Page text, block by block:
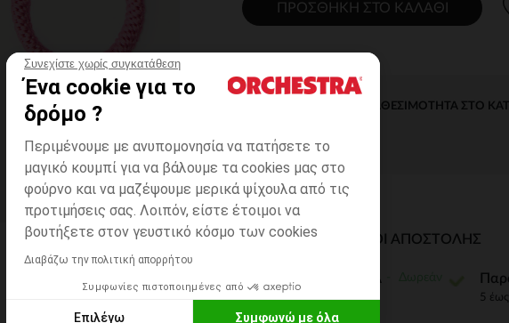
Συνεχίστε χωρίς συγκατάθεση
Ένα cookie για το
δρόμο ?
Περιμένουμε με ανυπομονησία να πατήσετε το
μαγικό κουμπί για να βάλουμε τα cookies μας στο
φούρνο και να μαζέψουμε μερικά ψίχουλα από τις
προτιμήσεις σας. Λοιπόν, είστε έτοιμοι να
βουτήξετε στον γευστικό κόσμο των cookies
Διαβάζω την πολιτική απορρήτου
Συμφωνίες πιστοποιημένες από
Επιλέγω Συμφωνώ με όλα
ΠΡΟΣΘΉΚΗ ΣΤΟ ΚΑΛΆΘΙ
ΆΜΕΣΗ ΔΙΑΘΕΣΙΜΌΤΗΤΑ ΣΤΟ
ΔΙΑΘΈΣΙΜΟΙ ΤΡΌΠΟΙ ΑΠΟΣΤΟΛΉΣ
ΣΕ ΚΑΤΑΣΤΗΜΑ
5